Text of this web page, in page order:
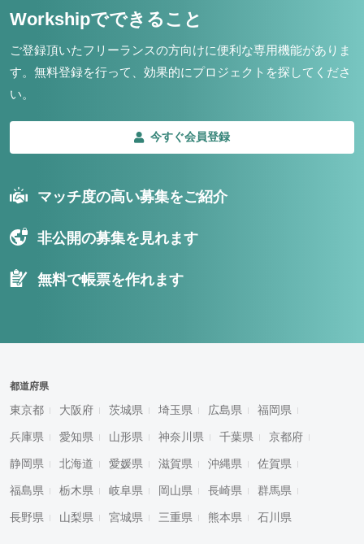
Workshipでできること
ご登録頂いたフリーランスの方向けに便利な専用機能がありま
す。 無料登録を行って、効果的にプロジェクトを探してくださ
い。
今すぐ会員登録
マッチ度の高い募集をご紹介
非公開の募集を見れます
無料で帳票を作れます
都道府県
東京都 大阪府 茨城県 埼玉県 広島県 福岡県
兵庫県 愛知県 山形県 神奈川県 千葉県 京都府
静岡県 北海道 愛媛県 滋賀県 沖縄県 佐賀県
福島県 栃木県 岐阜県 岡山県 長崎県 群馬県
長野県 山梨県 宮城県 三重県 熊本県 石川県